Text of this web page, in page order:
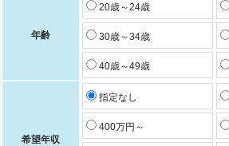
年齢
20歳～24歳
30歳～34歳
40歳～49歳
希望年収
指定なし
400万円～